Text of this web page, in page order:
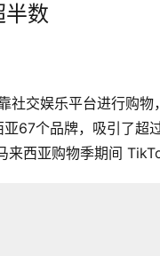
数
社交娱乐平台进行购
67个品牌，吸引了超
西亚购物季期间